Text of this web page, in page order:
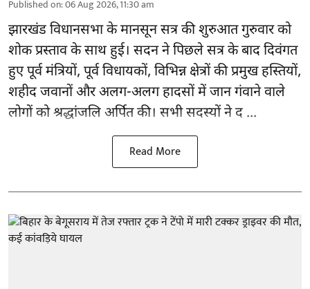
Published on:06 Aug 2026, 11:30 am
झारखंडविधानसभा के मानसून सत्र की शुरुआत गुरुवार को
शोक प्रस्ताव के साथ हुई। सदन ने पिछले सत्र के बाद दिवंगत
हुए पूर्व मंत्रियों, पूर्व विधायकों, विभिन्न क्षेत्रों की प्रमुख हस्तियों,
शहीद जवानों और अलग-अलग हादसों में जान गंवाने वाले
लोगों को श्रद्धांजलि अर्पित की। सभी सदस्यों ने द ...
Read More